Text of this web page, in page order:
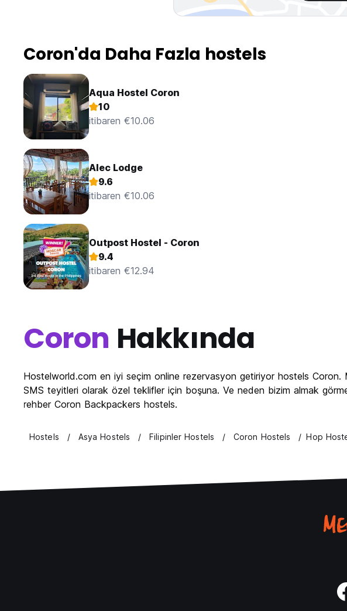
Coron'da Daha Fazla hostels
Aqua Hostel Coron
10
itibaren €10.06
Alec Lodge
9.6
itibaren €10.06
Outpost Hostel - Coron
9.4
itibaren €12.94
Coron Hakkında
Hostelworld.com en iyi seçim online rezervasyon getiriyor hostels Coron.
SMS teyitleri olarak özel teklifler için boşuna. Ve neden bizim almak
rehber Coron Backpackers hostels.
Hostels Asya Hostels Filipinler Hostels Coron Hostels Hop